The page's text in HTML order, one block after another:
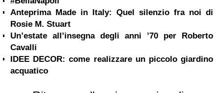
Anteprima Made in Italy: Quel silenzio fra noi di
Rosie M. Stuart
Un’estate all’insegna degli anni ’70 per Roberto
Cavalli
IDEE DECOR: come realizzare un piccolo giardino
acquatico